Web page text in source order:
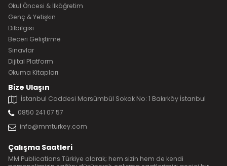
Okul Öncesi & İlköğretim
Genç & Yetişkin
Dilbilgisi
Beceri Geliştirme
Sınavlar
Dijital Platform
Okuma Kitapları
Bize Ulaşın
İstanbul Caddesi Morsümbül Sokak No: 1 Bakırköy İstanbul
0850 241 07 57
info@mmturkey.com
Çalışma Saatleri
MM Publications Türkiye olarak; hem sizin hem de kendi